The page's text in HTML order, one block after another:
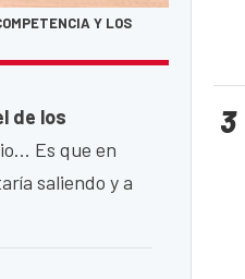
Y LOS
de los
Es que en
saliendo y a
3